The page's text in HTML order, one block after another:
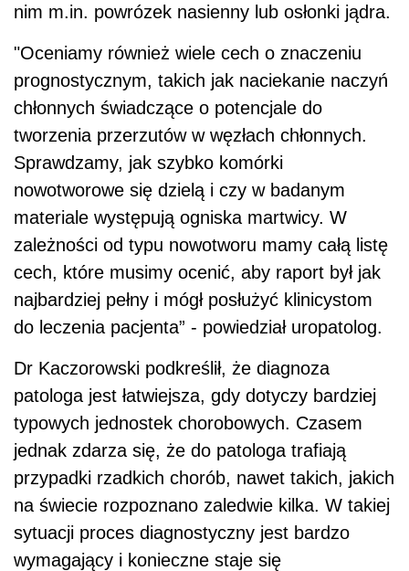
nim m.in. powrózek nasienny lub osłonki jądra.
"Oceniamy również wiele cech o znaczeniu
prognostycznym, takich jak naciekanie naczyń
chłonnych świadczące o potencjale do
tworzenia przerzutów w węzłach chłonnych.
Sprawdzamy, jak szybko komórki
nowotworowe się dzielą i czy w badanym
materiale występują ogniska martwicy. W
zależności od typu nowotworu mamy całą listę
cech, które musimy ocenić, aby raport był jak
najbardziej pełny i mógł posłużyć klinicystom
do leczenia pacjenta” - powiedział uropatolog.
Dr Kaczorowski podkreślił, że diagnoza
patologa jest łatwiejsza, gdy dotyczy bardziej
typowych jednostek chorobowych. Czasem
jednak zdarza się, że do patologa trafiają
przypadki rzadkich chorób, nawet takich, jakich
na świecie rozpoznano zaledwie kilka. W takiej
sytuacji proces diagnostyczny jest bardzo
wymagający i konieczne staje się